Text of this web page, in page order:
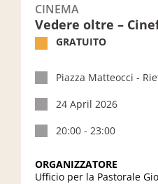
Vedere oltre –
CINEMA
24 April 2026
20:00 - 23:00
GRATUITO
Piazza Matteocci -
ORGANIZZATORE
Ufficio per la Pastorale